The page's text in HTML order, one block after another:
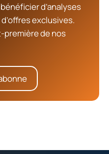
d’analyses
exclusives.
première de nos